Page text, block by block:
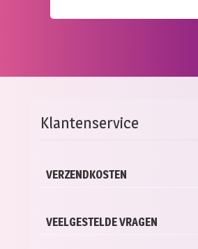
Klantenservice
VERZENDKOSTEN
VEELGESTELDE VRAGEN